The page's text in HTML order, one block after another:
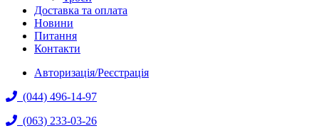
Доставка та оплата
Новини
Питання
Контакти
Авторизація/Реєстрація
(044) 496-14-97
(063) 233-03-26